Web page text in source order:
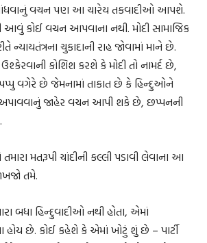
વચન પણ આ ચારેય તકવાદીઓ આપશે.
આવું કોઈ વચન આપવાના નથી. મોદી સામાજિક
ન્યાયતંત્રના ચુકાદાની રાહ જોવામાં માને છે.
કોશિશ કરશે કે મોદી તો નામર્દ છે,
વગેરે છે જેમનામાં તાકાત છે કે હિન્દુઓને
જાહેર વચન આપી શકે છે, છપ્પનની
મતરૂપી ચાંદીની કલ્લી પડાવી લેવાના આ
તમે.
બધા હિન્દુવાદીઓ નથી હોતા, એમાં
છે. કોઈ કહેશે કે એમાં ખોટું શું છે – પાર્ટી